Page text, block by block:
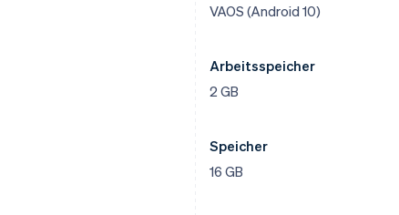
VAOS (Android 10)
Arbeitsspeicher
2 GB
Speicher
16 GB